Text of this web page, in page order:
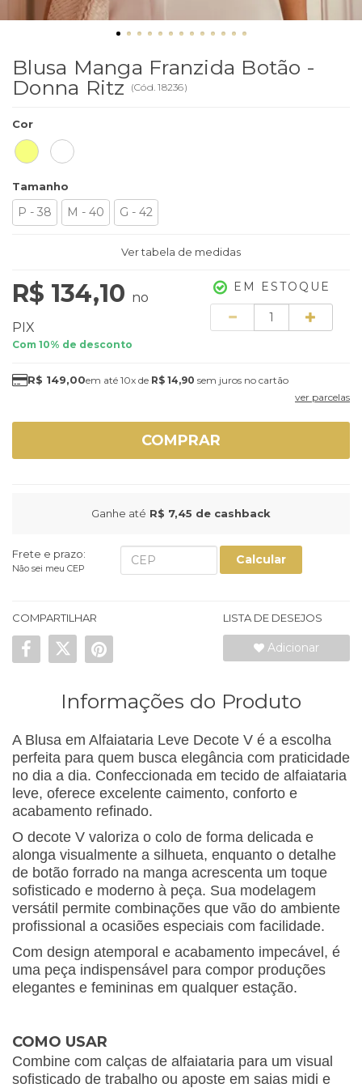
Blusa Manga Franzida Botão -
Donna Ritz
(Cód.18236)
Cor
Tamanho
P - 38 M - 40 G - 42
Ver tabela de medidas
R$ 134,10 no
PIX
Com 10% de desconto
EM ESTOQUE
R$ 149,00 10x de R$ 14,90 sem juros
ver parcelas
COMPRAR
Ganhe até R$ 7,45 de cashback
Frete e prazo:
Não sei meu CEP
Calcular
COMPARTILHAR LISTA DE DESEJOS
Adicionar
Informações do Produto
A Blusa em Alfaiataria Leve Decote V é a escolha
perfeita para quem busca elegância com praticidade
no dia a dia. Confeccionada em tecido de alfaiataria
leve, oferece excelente caimento, conforto e
acabamento refinado.
O decote V valoriza o colo de forma delicada e
alonga visualmente a silhueta, enquanto o detalhe
de botão forrado na manga acrescenta um toque
sofisticado e moderno à peça. Sua modelagem
versátil permite combinações que vão do ambiente
profissional a ocasiões especiais com facilidade.
Com design atemporal e acabamento impecável, é
uma peça indispensável para compor produções
elegantes e femininas em qualquer estação.
COMO USAR
Combine com calças de alfaiataria para um visual
sofisticado de trabalho ou aposte em saias midi e